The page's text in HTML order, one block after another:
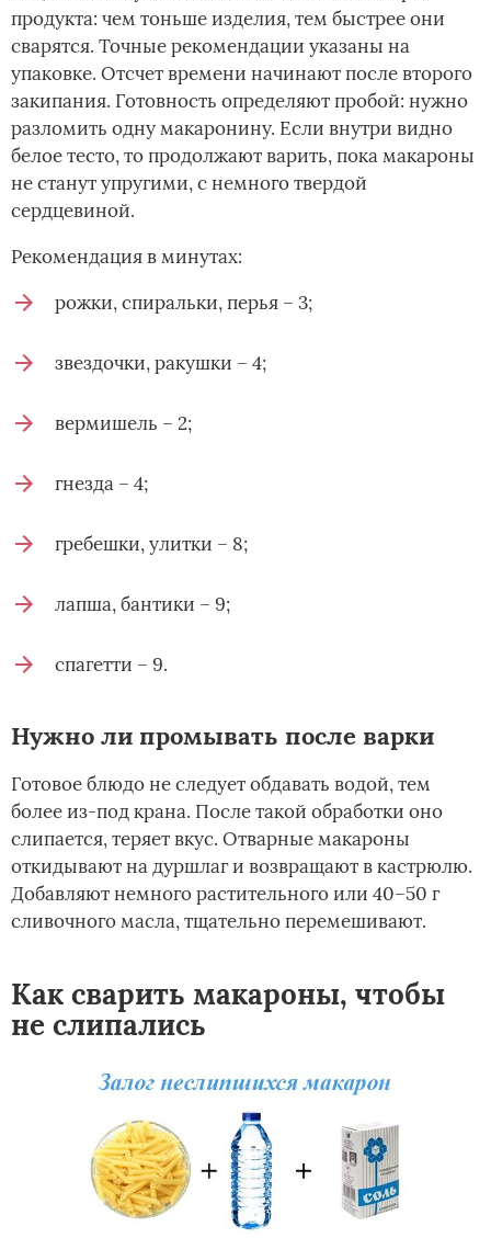
продукта: чем тоньше изделия, тем быстрее они
сварятся. Точные рекомендации указаны на
упаковке. Отсчет времени начинают после второго
закипания. Готовность определяют пробой: нужно
разломить одну макаронину. Если внутри видно
белое тесто, то продолжают варить, пока макароны
не станут упругими, с немного твердой
сердцевиной.
Рекомендация в минутах:
рожки, спиральки, перья – 3;
звездочки, ракушки – 4;
вермишель – 2;
гнезда – 4;
гребешки, улитки – 8;
лапша, бантики – 9;
спагетти – 9.
Нужно ли промывать после варки
Готовое блюдо не следует обдавать водой, тем
более из-под крана. После такой обработки оно
слипается, теряет вкус. Отварные макароны
откидывают на дуршлаг и возвращают в кастрюлю.
Добавляют немного растительного или 40–50 г
сливочного масла, тщательно перемешивают.
Как сварить макароны, чтобы
не слипались